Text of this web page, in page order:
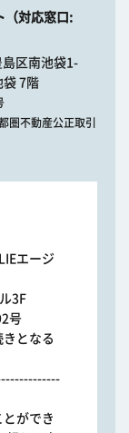
（対応窓口:
島区南池袋1-
袋 7階
圏不動産公正取引
エージ
3F
号
となる
ができ